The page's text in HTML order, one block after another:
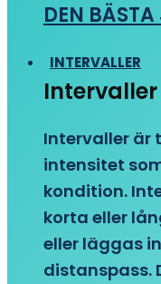
DEN
INTERVALLER
Intervaller
Intervaller är
intensitet
kondition.
korta eller
eller läggas
distanspass.